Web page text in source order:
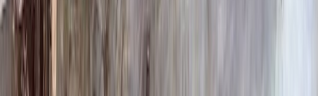
Модель КК01 представляет собой классическое решение для
оформления места памяти. Её сдержанный и гармоничный
дизайн создаёт атмосферу уважения и спокойствия, позволяя
сосредоточиться на воспоминаниях. Чёткие линии и
сбалансированные пропорции делают этот вариант
универсальным, органично вписывающимся в любое
окружение.